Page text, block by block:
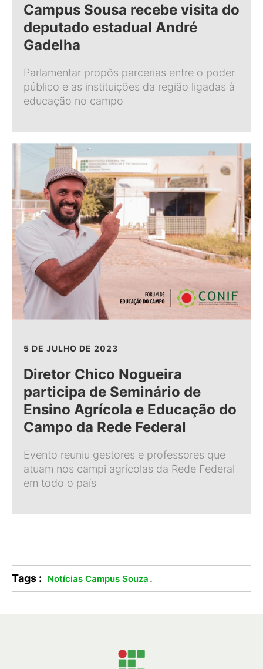
Campus Sousa recebe visita do
deputado estadual André
Gadelha
Parlamentar propôs parcerias entre o poder
público e as instituições da região ligadas à
educação no campo
5 DE JULHO DE 2023
Diretor Chico Nogueira
participa de Seminário de
Ensino Agrícola e Educação do
Campo da Rede Federal
Evento reuniu gestores e professores que
atuam nos campi agrícolas da Rede Federal
em todo o país
Tags : Notícias Campus Souza .